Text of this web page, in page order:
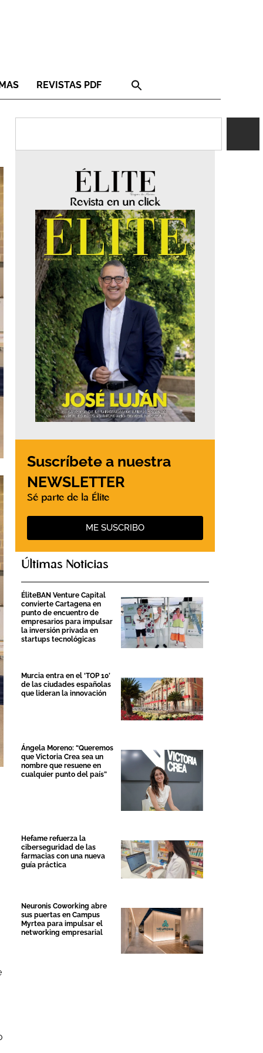
REVISTAS PDF
Revista en un click
Suscríbete a nuestra
NEWSLETTER
Sé parte de la Élite
ME SUSCRIBO
Últimas Noticias
ÉliteBAN Venture Capital
convierte Cartagena en
punto de encuentro de
empresarios para impulsar
la inversión privada en
startups tecnológicas
Murcia entra en el ‘TOP 10’
de las ciudades españolas
que lideran la innovación
Ángela Moreno: “Queremos
que Victoria Crea sea un
nombre que resuene en
cualquier punto del país”
Hefame refuerza la
ciberseguridad de las
farmacias con una nueva
guía práctica
Neuronis Coworking abre
sus puertas en Campus
Myrtea para impulsar el
networking empresarial